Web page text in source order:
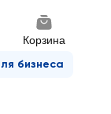
Корзина
бизнеса